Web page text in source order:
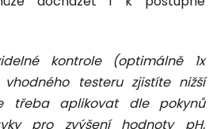
kontrole (optimálně 1x
testeru zjistíte nižší
třeba aplikovat dle pokynů
pro zvýšení hodnoty pH,